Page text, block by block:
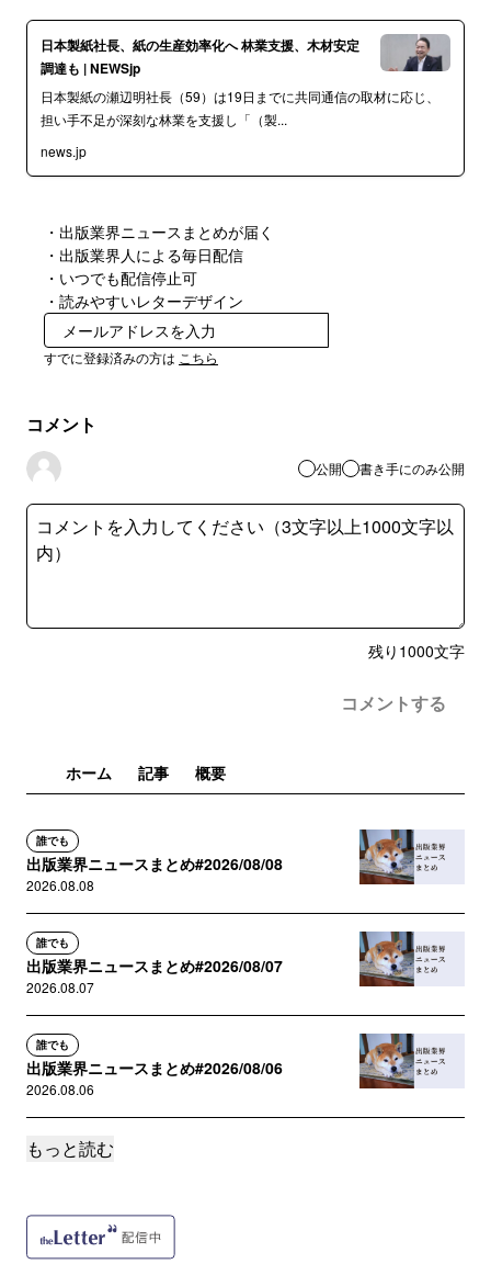
日本製紙社長、紙の生産効率化へ 林業支援、木材安定
調達も | NEWSjp
日本製紙の瀬辺明社長（59）は19日までに共同通信の取材に応じ、
担い手不足が深刻な林業を支援し「（製...
news.jp
・出版業界ニュースまとめが届く
・出版業界人による毎日配信
・いつでも配信停止可
・読みやすいレターデザイン
すでに登録済みの方は こちら
コメント
公開 書き手にのみ公開
残り 1000文字
コメントする
ホーム 記事 概要
誰でも
出版業界ニュースまとめ#2026/08/08
2026.08.08
誰でも
出版業界ニュースまとめ#2026/08/07
2026.08.07
誰でも
出版業界ニュースまとめ#2026/08/06
2026.08.06
誰でも
誰でも
もっと読む